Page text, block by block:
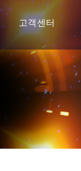
고객센터